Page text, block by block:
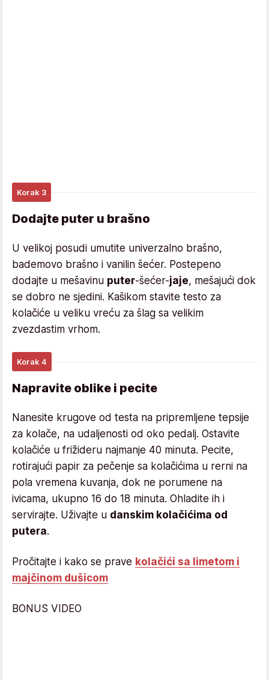
Korak 3
Dodajte puter u brašno
U velikoj posudi umutite univerzalno brašno,
bademovo brašno i vanilin šećer. Postepeno
dodajte u mešavinu puter-šećer-jaje, mešajući dok
se dobro ne sjedini. Kašikom stavite testo za
kolačiće u veliku vreću za šlag sa velikim
zvezdastim vrhom.
Korak 4
Napravite oblike i pecite
Nanesite krugove od testa na pripremljene tepsije
za kolače, na udaljenosti od oko pedalj. Ostavite
kolačiće u frižideru najmanje 40 minuta. Pecite,
rotirajući papir za pečenje sa kolačićima u rerni na
pola vremena kuvanja, dok ne porumene na
ivicama, ukupno 16 do 18 minuta. Ohladite ih i
servirajte. Uživajte u danskim kolačićima od
putera.
Pročitajte i kako se prave kolačići sa limetom i
majčinom dušicom
BONUS VIDEO